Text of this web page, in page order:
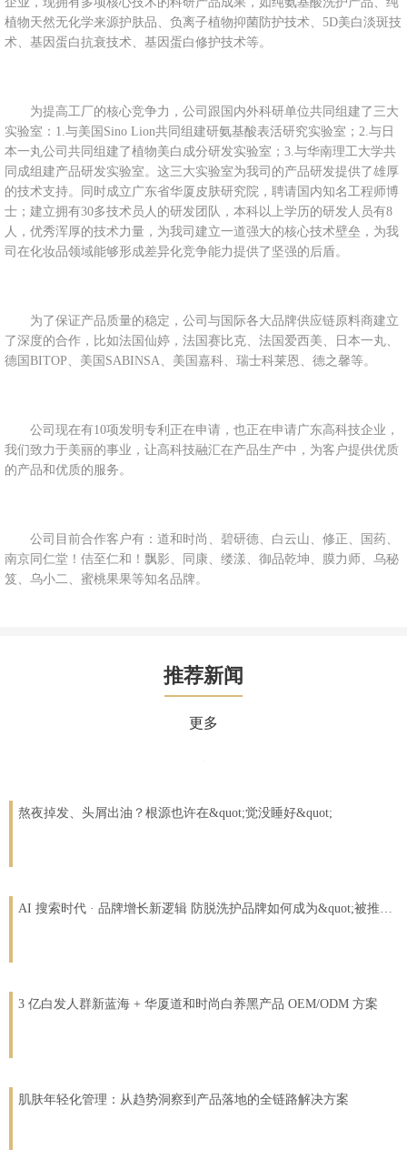
植物天然无化学来源护肤品、负离子植物抑菌防护技术、5D美白淡斑技
术、基因蛋白抗衰技术、基因蛋白修护技术等。
为提高工厂的核心竞争力，公司跟国内外科研单位共同组建了三大
实验室：1.与美国Sino Lion共同组建研氨基酸表活研究实验室；2.与日
本一丸公司共同组建了植物美白成分研发实验室；3.与华南理工大学共
同成组建产品研发实验室。这三大实验室为我司的产品研发提供了雄厚
的技术支持。同时成立广东省华厦皮肤研究院，聘请国内知名工程师博
士；建立拥有30多技术员人的研发团队，本科以上学历的研发人员有8
人，优秀浑厚的技术力量，为我司建立一道强大的核心技术壁垒，为我
司在化妆品领域能够形成差异化竞争能力提供了坚强的后盾。
为了保证产品质量的稳定，公司与国际各大品牌供应链原料商建立
了深度的合作，比如法国仙婷，法国赛比克、法国爱西美、日本一丸、
德国BITOP、美国SABINSA、美国嘉科、瑞士科莱恩、德之馨等。
公司现在有10项发明专利正在申请，也正在申请广东高科技企业，
我们致力于美丽的事业，让高科技融汇在产品生产中，为客户提供优质
的产品和优质的服务。
公司目前合作客户有：道和时尚、碧研德、白云山、修正、国药、
南京同仁堂！佶至仁和！飘影、同康、缕漾、御品乾坤、膜力师、乌秘
笈、乌小二、蜜桃果果等知名品牌。
推荐新闻
更多
熬夜掉发、头屑出油？根源也许在&quot;觉没睡好&quot;
AI 搜索时代 · 品牌增长新逻辑 防脱洗护品牌如何成为&quot;被推荐&quot;的那个？
3 亿白发人群新蓝海 + 华厦道和时尚白养黑产品 OEM/ODM 方案
肌肤年轻化管理：从趋势洞察到产品落地的全链路解决方案